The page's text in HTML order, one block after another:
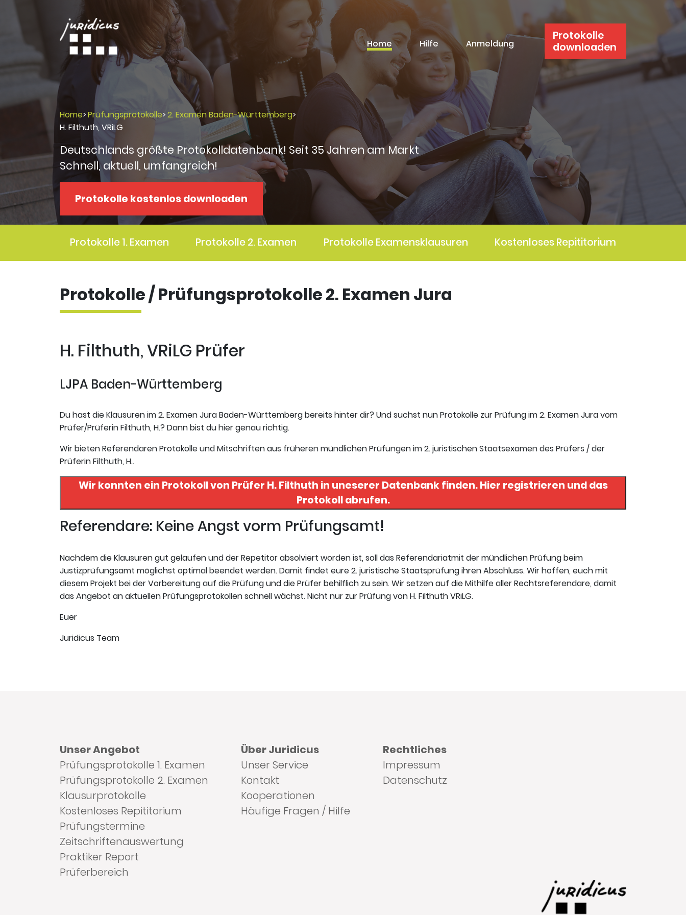
Home Hilfe Anmeldung
Protokolle
downloaden
Home>Prüfungsprotokolle>2. Examen Baden-Württemberg>
H. Filthuth, VRiLG
Deutschlands größte Protokolldatenbank! Seit 35 Jahren am Markt
Schnell, aktuell, umfangreich!
Protokolle kostenlos downloaden
Protokolle 1. Examen Protokolle 2. Examen Protokolle Examensklausuren Kostenloses Repititorium
Protokolle / Prüfungsprotokolle 2. Examen Jura
H. Filthuth, VRiLG Prüfer
LJPA Baden-Württemberg
Du hast die Klausuren im 2. Examen Jura Baden-Württemberg bereits hinter dir? Und suchst nun Protokolle zur Prüfung im 2. Examen Jura vom
Prüfer/Prüferin Filthuth, H.? Dann bist du hier genau richtig.
Wir bieten Referendaren Protokolle und Mitschriften aus früheren mündlichen Prüfungen im 2. juristischen Staatsexamen des Prüfers / der
Prüferin Filthuth, H..
Wir konnten ein Protokoll von Prüfer H. Filthuth in uneserer Datenbank finden. Hier registrieren und das
Protokoll abrufen.
Referendare: Keine Angst vorm Prüfungsamt!
Nachdem die Klausuren gut gelaufen und der Repetitor absolviert worden ist, soll das Referendariatmit der mündlichen Prüfung beim
Justizprüfungsamt möglichst optimal beendet werden. Damit findet eure 2. juristische Staatsprüfung ihren Abschluss. Wir hoffen, euch mit
diesem Projekt bei der Vorbereitung auf die Prüfung und die Prüfer behilflich zu sein. Wir setzen auf die Mithilfe aller Rechtsreferendare, damit
das Angebot an aktuellen Prüfungsprotokollen schnell wächst. Nicht nur zur Prüfung von H. Filthuth VRiLG.
Euer
Juridicus Team
Unser Angebot
Prüfungsprotokolle 1. Examen
Prüfungsprotokolle 2. Examen
Klausurprotokolle
Kostenloses Repititorium
Prüfungstermine
Zeitschriftenauswertung
Praktiker Report
Prüferbereich
Über Juridicus
Unser Service
Kontakt
Kooperationen
Häufige Fragen / Hilfe
Rechtliches
Impressum
Datenschutz